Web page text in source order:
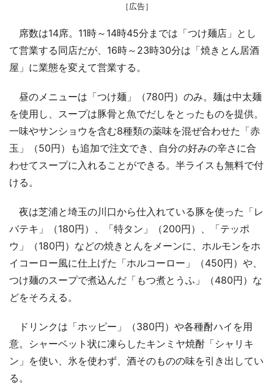
［広告］
席数は14席。11時～14時45分までは「つけ麺店」とし
て営業する同店だが、16時～23時30分は「焼きとん居酒
屋」に業態を変えて営業する。
昼のメニューは「つけ麺」（780円）のみ。麺は中太麺
を使用し、スープは豚骨と魚でだしをとったものを提供。
一味やサンショウを含む8種類の薬味を混ぜ合わせた「赤
玉」（50円）も追加で注文でき、自分の好みの辛さに合
わせてスープに入れることができる。半ライスも無料で付
ける。
夜は芝浦と埼玉の川口から仕入れている豚を使った「レ
バテキ」（180円）、「特タン」（200円）、「テッポ
ウ」（180円）などの焼きとんをメーンに、ホルモンをホ
イコーロー風に仕上げた「ホルコーロー」（450円）や、
つけ麺のスープで煮込んだ「もつ煮とうふ」（480円）な
どをそろえる。
ドリンクは「ホッピー」（380円）や各種酎ハイを用
意。シャーベット状に凍らしたキンミヤ焼酎「シャリキ
ン」を使い、氷を使わず、酒そのものの味を引き出してい
る。